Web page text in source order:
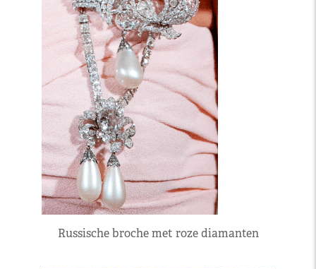
Russische broche met roze diamanten